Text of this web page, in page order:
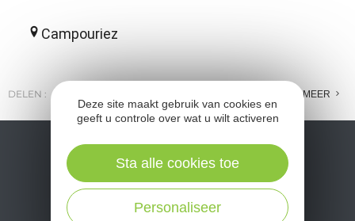
Campouriez
DELEN : MEER
Deze site maakt gebruik van cookies en
geeft u controle over wat u wilt activeren
Personaliseer
Sta alle cookies toe